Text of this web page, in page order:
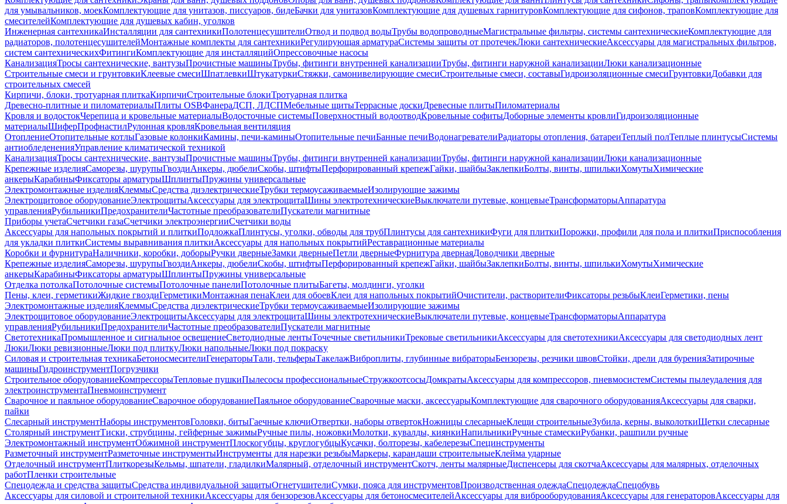
для умывальников, моекКомплектующие для унитазов, писсуаров, бидеБачки для унитазовКомплектующие для душевых гарнитуровКомплектующие для сифонов, траповКомплектующие для
смесителейКомплектующие для душевых кабин, уголков
Инженерная сантехникаИнсталляции для сантехникиПолотенцесушителиОтвод и подвод водыТрубы водопроводныеМагистральные фильтры, системы сантехническиеКомплектующие для
радиаторов, полотенцесушителейМонтажные комплекты для сантехникиРегулирующая арматураСистемы защиты от протечекЛюки сантехническиеАксессуары для магистральных фильтров,
систем сантехническихФитингиКомплектующие для инсталляцийОпрессовочные насосы
КанализацияТросы сантехнические, вантузыПрочистные машиныТрубы, фитинги внутренней канализацииТрубы, фитинги наружной канализацииЛюки канализационные
Строительные смеси и грунтовкиКлеевые смесиШпатлевкиШтукатуркиСтяжки, самонивелирующие смесиСтроительные смеси, составыГидроизоляционные смесиГрунтовкиДобавки для
строительных смесей
Кирпичи, блоки, тротуарная плиткаКирпичиСтроительные блокиТротуарная плитка
Древесно-плитные и пиломатериалыПлиты OSBФанераДСП, ЛДСПМебельные щитыТеррасные доскиДревесные плитыПиломатериалы
Кровля и водостокЧерепица и кровельные материалыВодосточные системыПоверхностный водоотводКровельные софитыДоборные элементы кровлиГидроизоляционные
материалыШиферПрофнастилРулонная кровляКровельная вентиляция
ОтоплениеОтопительные котлыГазовые колонкиКамины, печи-каминыОтопительные печиБанные печиВодонагревателиРадиаторы отопления, батареиТеплый полТеплые плинтусыСистемы
антиобледененияУправление климатической техникой
КанализацияТросы сантехнические, вантузыПрочистные машиныТрубы, фитинги внутренней канализацииТрубы, фитинги наружной канализацииЛюки канализационные
Крепежные изделияСаморезы, шурупыГвоздиАнкеры, дюбелиСкобы, штифтыПерфорированный крепежГайки, шайбыЗаклепкиБолты, винты, шпилькиХомутыХимические
анкерыКарабиныФиксаторы арматурыШплинтыПружины универсальные
Электромонтажные изделияКлеммыСредства диэлектрическиеТрубки термоусаживаемыеИзолирующие зажимы
Электрощитовое оборудованиеЭлектрощитыАксессуары для электрощитаШины электротехническиеВыключатели путевые, концевыеТрансформаторыАппаратура
управленияРубильникиПредохранителиЧастотные преобразователиПускатели магнитные
Приборы учетаСчетчики газаСчетчики электроэнергииСчетчики воды
Аксессуары для напольных покрытий и плиткиПодложкаПлинтусы, уголки, обводы для трубПлинтусы для сантехникиФуги для плиткиПорожки, профили для пола и плиткиПриспособления
для укладки плиткиСистемы выравнивания плиткиАксессуары для напольных покрытийРеставрационные материалы
Коробки и фурнитураНаличники, коробки, доборыРучки дверныеЗамки дверныеПетли дверныеФурнитура двернаяДоводчики дверные
Крепежные изделияСаморезы, шурупыГвоздиАнкеры, дюбелиСкобы, штифтыПерфорированный крепежГайки, шайбыЗаклепкиБолты, винты, шпилькиХомутыХимические
анкерыКарабиныФиксаторы арматурыШплинтыПружины универсальные
Отделка потолкаПотолочные системыПотолочные панелиПотолочные плитыБагеты, молдинги, уголки
Пены, клеи, герметикиЖидкие гвоздиГерметикиМонтажная пенаКлеи для обоевКлеи для напольных покрытийОчистители, растворителиФиксаторы резьбыКлеиГерметики, пены
Электромонтажные изделияКлеммыСредства диэлектрическиеТрубки термоусаживаемыеИзолирующие зажимы
Электрощитовое оборудованиеЭлектрощитыАксессуары для электрощитаШины электротехническиеВыключатели путевые, концевыеТрансформаторыАппаратура
управленияРубильникиПредохранителиЧастотные преобразователиПускатели магнитные
СветотехникаПромышленное и сигнальное освещениеСветодиодные лентыТочечные светильникиТрековые светильникиАксессуары для светотехникиАксессуары для светодиодных лент
ЛюкиЛюки ревизионныеЛюки под плиткуЛюки напольныеЛюки под покраску
Силовая и строительная техникаБетоносмесителиГенераторыТали, тельферыТакелажВиброплиты, глубинные вибраторыБензорезы, резчики швовСтойки, дрели для буренияЗатирочные
машиныГидроинструментПогрузчики
Строительное оборудованиеКомпрессорыТепловые пушкиПылесосы профессиональныеСтружкоотсосыДомкратыАксессуары для компрессоров, пневмосистемСистемы пылеудаления для
электроинструментаПневмоинструмент
Сварочное и паяльное оборудованиеСварочное оборудованиеПаяльное оборудованиеСварочные маски, аксессуарыКомплектующие для сварочного оборудованияАксессуары для сварки,
пайки
Слесарный инструментНаборы инструментовГоловки, битыГаечные ключиОтвертки, наборы отвертокНожницы слесарныеКлещи строительныеЗубила, керны, выколоткиЩетки слесарные
Столярный инструментТиски, струбцины, гейферные зажимыРучные пилы, ножовкиМолотки, кувалды, киянкиНапильникиРучные стамескиРубанки, рашпили ручные
Электромонтажный инструментОбжимной инструментПлоскогубцы, круглогубцыКусачки, болторезы, кабелерезыСпецинструменты
Разметочный инструментРазметочные инструментыИнструменты для нарезки резьбыМаркеры, карандаши строительныеКлейма ударные
Отделочный инструментПлиткорезыКельмы, шпатели, гладилкиМалярный, отделочный инструментСкотч, ленты малярныеДиспенсеры для скотчаАксессуары для малярных, отделочных
работПленки строительные
Спецодежда и средства защитыСредства индивидуальной защитыОгнетушителиСумки, пояса для инструментовПроизводственная одеждаСпецодеждаСпецобувь
Аксессуары для силовой и строительной техникиАксессуары для бензорезовАксессуары для бетоносмесителейАксессуары для виброоборудованияАксессуары для генераторовАксессуары для